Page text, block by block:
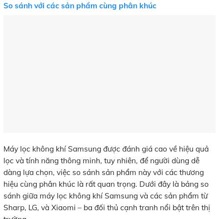
So sánh với các sản phẩm cùng phân khúc
Máy lọc không khí Samsung được đánh giá cao về hiệu quả
lọc và tính năng thông minh, tuy nhiên, để người dùng dễ
dàng lựa chọn, việc so sánh sản phẩm này với các thương
hiệu cùng phân khúc là rất quan trọng. Dưới đây là bảng so
sánh giữa máy lọc không khí Samsung và các sản phẩm từ
Sharp, LG, và Xiaomi – ba đối thủ cạnh tranh nổi bật trên thị